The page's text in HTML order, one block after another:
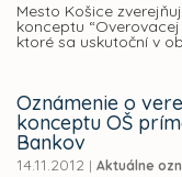
Mesto Košice
konceptu
ktoré sa uskutoční v
Oznámenie o
konceptu OŠ
Bankov
14.11.2012 | Aktuálne